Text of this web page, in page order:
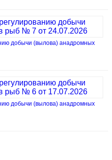
добычи (вылова) анадромных
добычи (вылова) анадромных